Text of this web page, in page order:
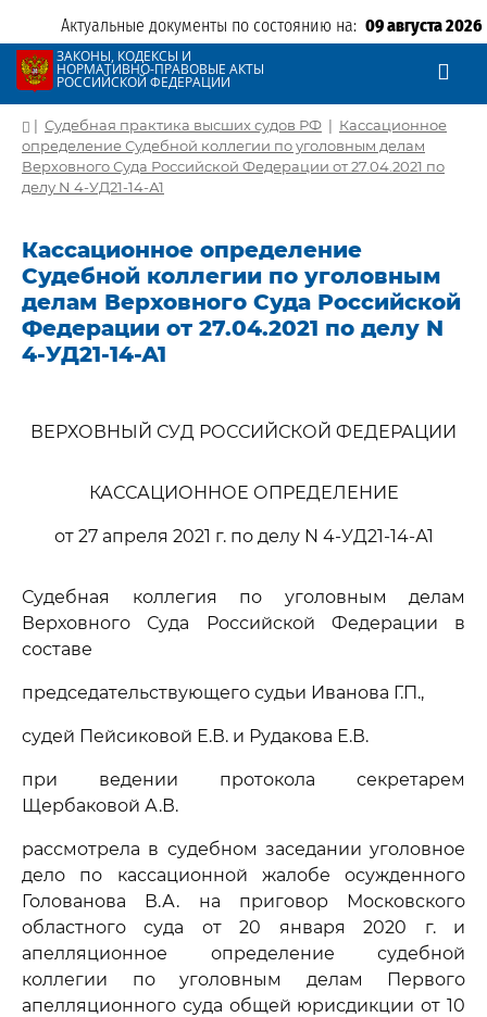
Актуальные документы по состоянию на: 09 августа 2026
ЗАКОНЫ, КОДЕКСЫ И
НОРМАТИВНО-ПРАВОВЫЕ АКТЫ
РОССИЙСКОЙ ФЕДЕРАЦИИ
| Судебная практика высших судов РФ | Кассационное
определение Судебной коллегии по уголовным делам
Верховного Суда Российской Федерации от 27.04.2021 по
делу N 4-УД21-14-А1
Кассационное определение
Судебной коллегии по уголовным
делам Верховного Суда Российской
Федерации от 27.04.2021 по делу N
4-УД21-14-А1
ВЕРХОВНЫЙ СУД РОССИЙСКОЙ ФЕДЕРАЦИИ
КАССАЦИОННОЕ ОПРЕДЕЛЕНИЕ
от 27 апреля 2021 г. по делу N 4-УД21-14-А1
Судебная коллегия по уголовным делам
Верховного Суда Российской Федерации в
составе
председательствующего судьи Иванова Г.П.,
судей Пейсиковой Е.В. и Рудакова Е.В.
при ведении протокола секретарем
Щербаковой А.В.
рассмотрела в судебном заседании уголовное
дело по кассационной жалобе осужденного
Голованова В.А. на приговор Московского
областного суда от 20 января 2020 г. и
апелляционное определение судебной
коллегии по уголовным делам Первого
апелляционного суда общей юрисдикции от 10